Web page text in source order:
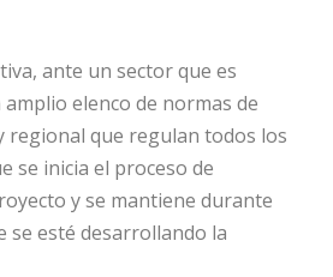
ante un sector que es
elenco de normas de
regional que regulan todos los
se inicia el proceso de
y se mantiene durante
se esté desarrollando la